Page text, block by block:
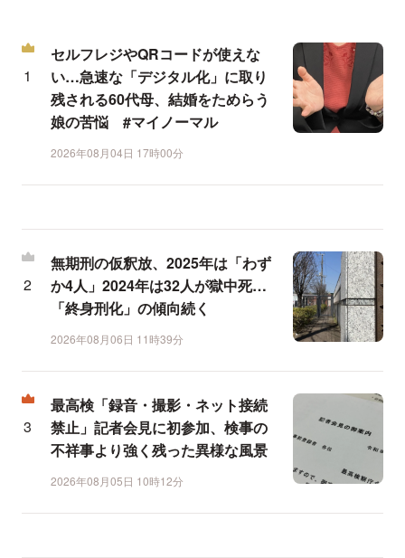
セルフレジやQRコードが使えな
い…急速な「デジタル化」に取り
残される60代母、結婚をためらう
娘の苦悩 #マイノーマル
2026年08月04日 17時00分
無期刑の仮釈放、2025年は「わず
か4人」2024年は32人が獄中死…
「終身刑化」の傾向続く
2026年08月06日 11時39分
最高検「録音・撮影・ネット接続
禁止」記者会見に初参加、検事の
不祥事より強く残った異様な風景
2026年08月05日 10時12分